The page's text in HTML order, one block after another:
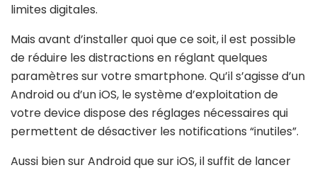
limites digitales.
Mais avant d’installer quoi que ce soit, il est possible
de réduire les distractions en réglant quelques
paramètres sur votre smartphone. Qu’il s’agisse d’un
Android ou d’un iOS, le système d’exploitation de
votre device dispose des réglages nécessaires qui
permettent de désactiver les notifications “inutiles”.
Aussi bien sur Android que sur iOS, il suffit de lancer